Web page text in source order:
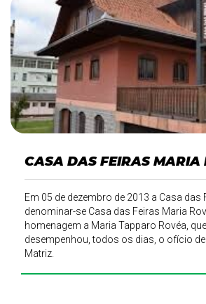
CASA DAS FEIRAS MARIA
Em 05 de dezembro de 2013 a Casa das
denominar-se Casa das Feiras Maria
homenagem a Maria Tapparo Rovéa,
desempenhou, todos os dias, o ofício de
Matriz.